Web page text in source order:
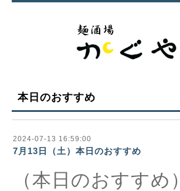
本日のおすすめ
2024-07-13 16:59:00
7月13日（土）本日のおすすめ
（本日のおすすめ）